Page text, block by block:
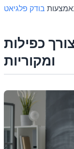
בודק פלגיאט
כפילות
ומקוריות